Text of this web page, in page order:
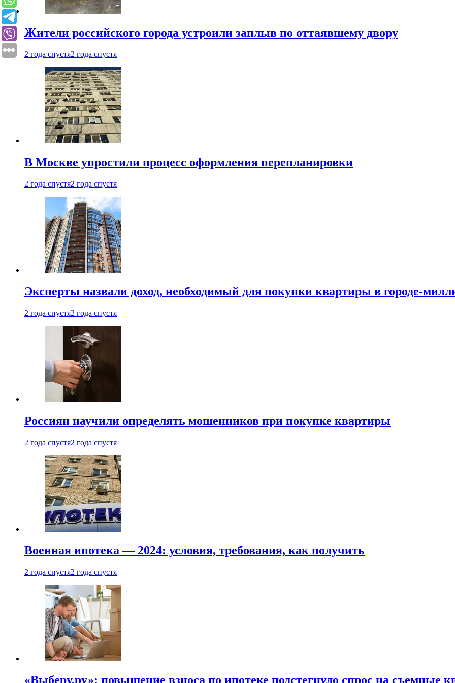
Жители российского города устроили заплыв по оттаявшему двору
2 года спустя2 года спустя
В Москве упростили процесс оформления перепланировки
2 года спустя2 года спустя
Эксперты назвали доход, необходимый для покупки квартиры в городе-
2 года спустя2 года спустя
Россиян научили определять мошенников при покупке квартиры
2 года спустя2 года спустя
Военная ипотека — 2024: условия, требования, как получить
2 года спустя2 года спустя
«Выберу.ру»: повышение взноса по ипотеке подстегнуло спрос на съемные